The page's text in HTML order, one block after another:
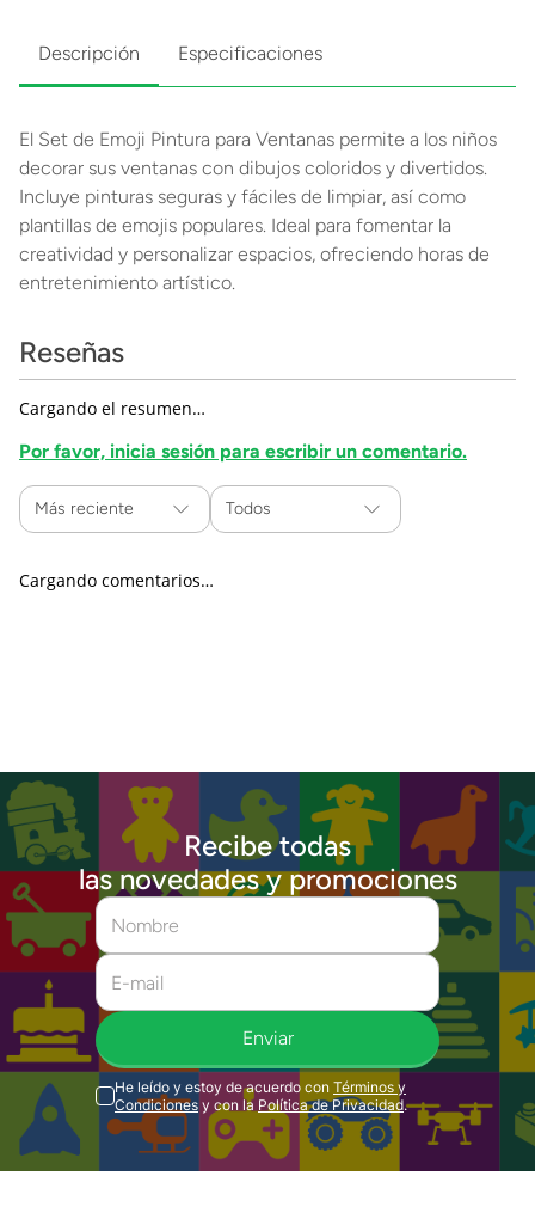
Descripción Especificaciones
El Set de Emoji Pintura para Ventanas permite a los niños
decorar sus ventanas con dibujos coloridos y divertidos.
Incluye pinturas seguras y fáciles de limpiar, así como
plantillas de emojis populares. Ideal para fomentar la
creatividad y personalizar espacios, ofreciendo horas de
entretenimiento artístico.
Reseñas
Cargando el resumen…
Por favor, inicia sesión para escribir un comentario.
Más reciente Todos
Cargando comentarios…
Recibe todas
las novedades y promociones
Enviar
He leído y estoy de acuerdo con Términos y
Condiciones y con la Política de Privacidad.